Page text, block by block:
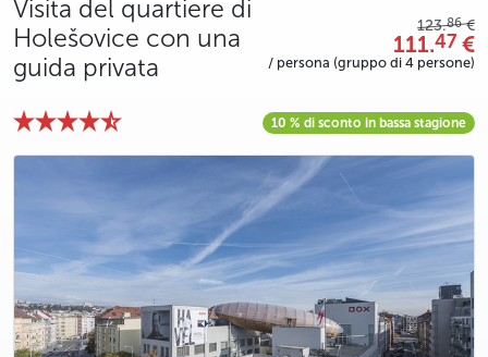
Visita del quartiere di
Holešovice con una
guida privata
123.86€
111.47 €
/ persona (gruppo di 4 persone)
10 % di sconto in bassa stagione
photo 5
photo 6
photo 7
photo 8
photo 9
photo 10